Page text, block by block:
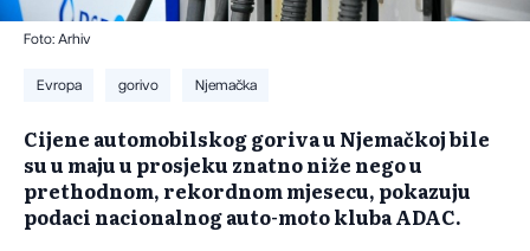
Foto: Arhiv
Evropa gorivo Njemačka
Cijene automobilskog goriva u Njemačkoj bile
su u maju u prosjeku znatno niže nego u
prethodnom, rekordnom mjesecu, pokazuju
podaci nacionalnog auto-moto kluba ADAC.